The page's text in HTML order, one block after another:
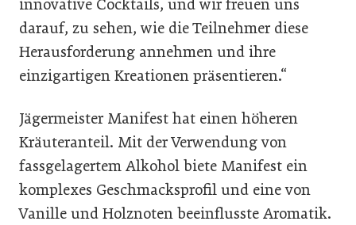
innovative Cocktails, und wir freuen uns
darauf, zu sehen, wie die Teilnehmer diese
Herausforderung annehmen und ihre
einzigartigen Kreationen präsentieren.“
Jägermeister Manifest hat einen höheren
Kräuteranteil. Mit der Verwendung von
fassgelagertem Alkohol biete Manifest ein
komplexes Geschmacksprofil und eine von
Vanille und Holznoten beeinflusste Aromatik.